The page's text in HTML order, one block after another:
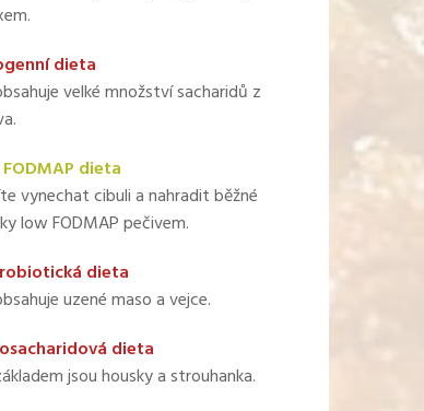
dieta
velké množství sacharidů z
dieta
vynechat cibuli a nahradit běžné
low FODMAP pečivem.
dieta
uzené maso a vejce.
dieta
jsou housky a strouhanka.